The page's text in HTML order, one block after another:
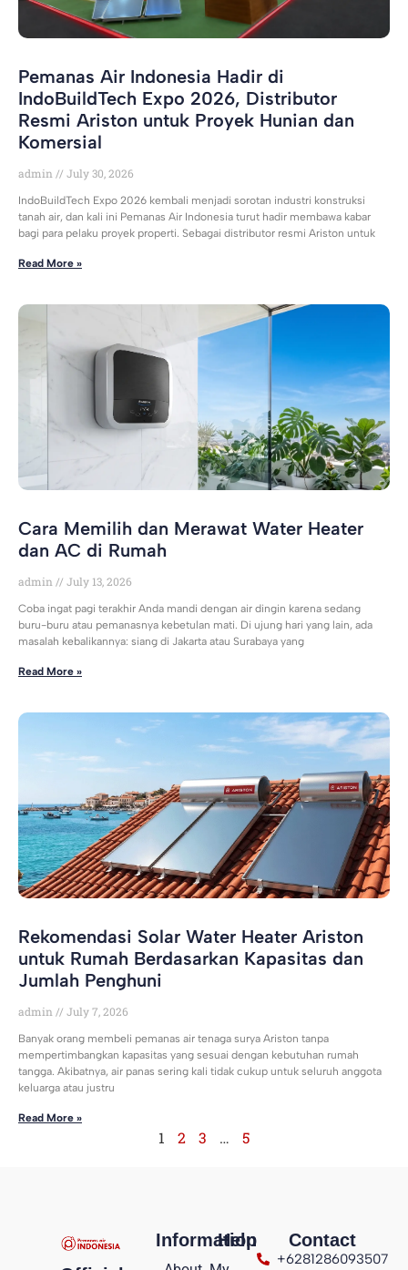
Pemanas Air Indonesia Hadir di
IndoBuildTech Expo 2026, Distributor
Resmi Ariston untuk Proyek Hunian dan
Komersial
admin July 30, 2026
IndoBuildTech Expo 2026 kembali menjadi sorotan industri konstruksi
tanah air, dan kali ini Pemanas Air Indonesia turut hadir membawa kabar
bagi para pelaku proyek properti. Sebagai distributor resmi Ariston untuk
Read More »
Cara Memilih dan Merawat Water Heater
dan AC di Rumah
admin July 13, 2026
Coba ingat pagi terakhir Anda mandi dengan air dingin karena sedang
buru-buru atau pemanasnya kebetulan mati. Di ujung hari yang lain, ada
masalah kebalikannya: siang di Jakarta atau Surabaya yang
Read More »
Rekomendasi Solar Water Heater Ariston
untuk Rumah Berdasarkan Kapasitas dan
Jumlah Penghuni
admin July 7, 2026
Banyak orang membeli pemanas air tenaga surya Ariston tanpa
mempertimbangkan kapasitas yang sesuai dengan kebutuhan rumah
tangga. Akibatnya, air panas sering kali tidak cukup untuk seluruh anggota
keluarga atau justru
Read More »
1 2 3 … 5
Information
Help Contact
+6281286093507